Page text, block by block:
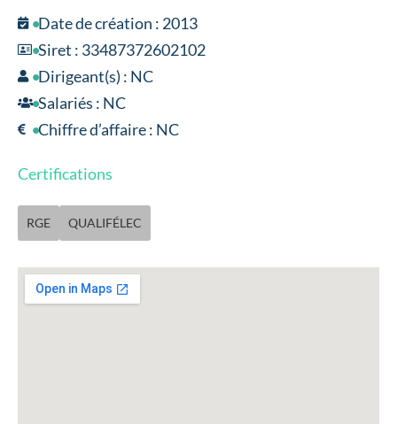
Date de création : 2013
Siret : 33487372602102
Dirigeant(s) : NC
Salariés : NC
Chiffre d’affaire : NC
Certifications
RGE QUALIFÉLEC